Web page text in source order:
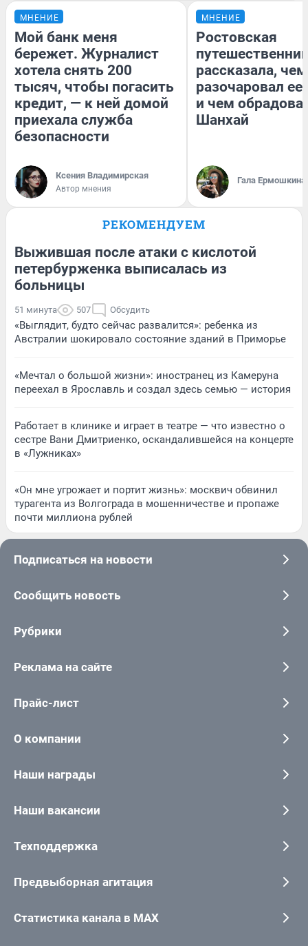
МНЕНИЕ
Мой банк меня
бережет. Журналист
хотела снять 200
тысяч, чтобы погасить
кредит, — к ней домой
приехала служба
безопасности
Ксения Владимирская
Автор мнения
МНЕНИЕ
Ростовская
рассказала, чем
разочаровал
и чем
Шанхай
Гала Ермошкина
РЕКОМЕНДУЕМ
Выжившая после атаки с кислотой
петербурженка выписалась из
больницы
51 минута 507 Обсудить
«Выглядит, будто сейчас развалится»: ребенка из
Австралии шокировало состояние зданий в Приморье
«Мечтал о большой жизни»: иностранец из Камеруна
переехал в Ярославль и создал здесь семью — история
Работает в клинике и играет в театре — что известно о
сестре Вани Дмитриенко, оскандалившейся на концерте
в «Лужниках»
«Он мне угрожает и портит жизнь»: москвич обвинил
турагента из Волгограда в мошенничестве и пропаже
почти миллиона рублей
Подписаться на новости
Сообщить новость
Рубрики
Реклама на сайте
Прайс-лист
О компании
Наши награды
Наши вакансии
Техподдержка
Предвыборная агитация
Статистика канала в MAX